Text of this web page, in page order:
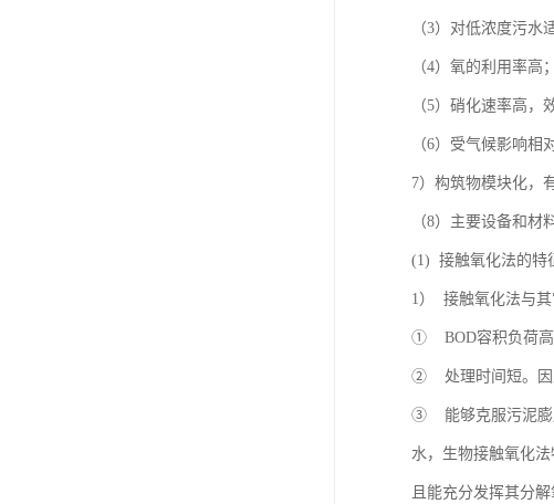
（3）对低浓度污
（4）氧的利用率高；
（5）硝化速率高，
（6）受气候影响相
7）构筑物模块化，
（8）主要设备和材
(1) 接触氧化法的特
1） 接触氧化法与其
① BOD容积负荷高
② 处理时间短。因
③ 能够克服污泥膨
水，生物接触氧化
且能充分发挥其分